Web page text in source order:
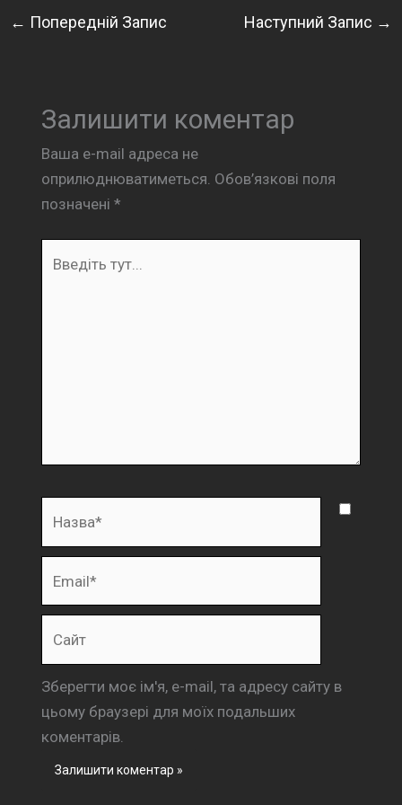
← Попередній Запис Наступний Запис →
Залишити коментар
Ваша e-mail адреса не
оприлюднюватиметься. Обов’язкові поля
позначені *
Зберегти моє ім'я, e-mail, та адресу сайту в
цьому браузері для моїх подальших
коментарів.